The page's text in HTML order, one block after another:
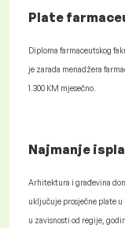
Plate
Diploma farmaceutskog
je zarada menadžera
1.300 KM mjesečno.
Najmanje
Arhitektura i građevina
uključuje prosječne plate u
u zavisnosti od regije,